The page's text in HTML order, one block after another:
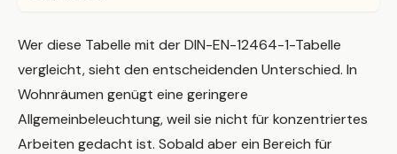
Wer diese Tabelle mit der DIN-EN-12464-1-Tabelle
vergleicht, sieht den entscheidenden Unterschied. In
Wohnräumen genügt eine geringere
Allgemeinbeleuchtung, weil sie nicht für konzentriertes
Arbeiten gedacht ist. Sobald aber ein Bereich für